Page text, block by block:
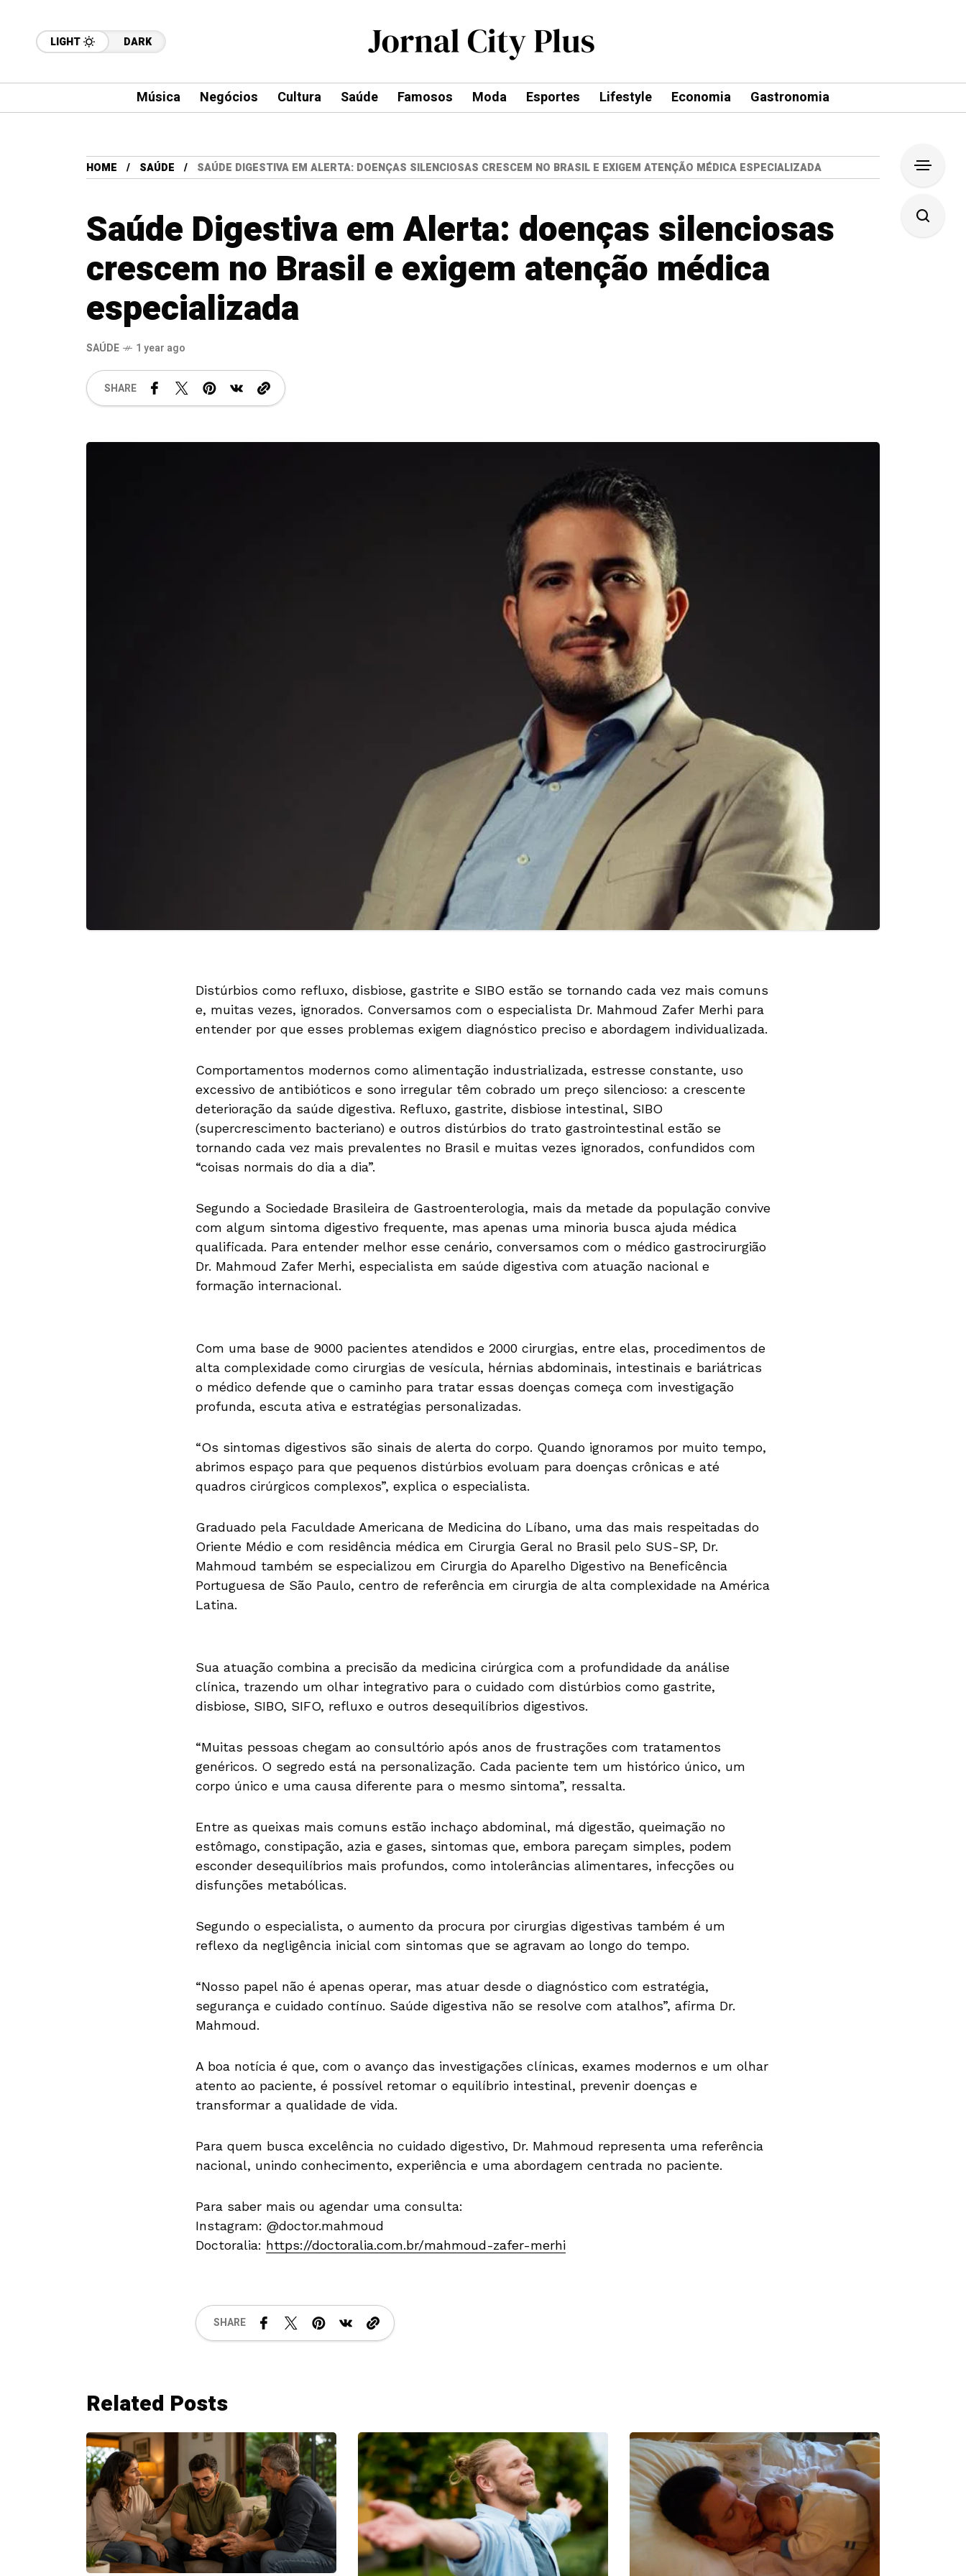
LIGHT DARK
Música Negócios Cultura Saúde Famosos Moda Esportes Lifestyle Economia Gastronomia
HOME SAÚDE SAÚDE DIGESTIVA EM ALERTA: DOENÇAS SILENCIOSAS CRESCEM NO BRASIL E EXIGEM ATENÇÃO MÉDICA ESPECIALIZADA
Saúde Digestiva em Alerta: doenças silenciosas
crescem no Brasil e exigem atenção médica
especializada
SAÚDE 1 year ago
SHARE
Distúrbios como refluxo, disbiose, gastrite e SIBO estão se tornando cada vez mais comuns
e, muitas vezes, ignorados. Conversamos com o especialista Dr. Mahmoud Zafer Merhi para
entender por que esses problemas exigem diagnóstico preciso e abordagem individualizada.
Comportamentos modernos como alimentação industrializada, estresse constante, uso
excessivo de antibióticos e sono irregular têm cobrado um preço silencioso: a crescente
deterioração da saúde digestiva. Refluxo, gastrite, disbiose intestinal, SIBO
(supercrescimento bacteriano) e outros distúrbios do trato gastrointestinal estão se
tornando cada vez mais prevalentes no Brasil e muitas vezes ignorados, confundidos com
“coisas normais do dia a dia”.
Segundo a Sociedade Brasileira de Gastroenterologia, mais da metade da população convive
com algum sintoma digestivo frequente, mas apenas uma minoria busca ajuda médica
qualificada. Para entender melhor esse cenário, conversamos com o médico gastrocirurgião
Dr. Mahmoud Zafer Merhi, especialista em saúde digestiva com atuação nacional e
formação internacional.
Com uma base de 9000 pacientes atendidos e 2000 cirurgias, entre elas, procedimentos de
alta complexidade como cirurgias de vesícula, hérnias abdominais, intestinais e bariátricas
o médico defende que o caminho para tratar essas doenças começa com investigação
profunda, escuta ativa e estratégias personalizadas.
“Os sintomas digestivos são sinais de alerta do corpo. Quando ignoramos por muito tempo,
abrimos espaço para que pequenos distúrbios evoluam para doenças crônicas e até
quadros cirúrgicos complexos”, explica o especialista.
Graduado pela Faculdade Americana de Medicina do Líbano, uma das mais respeitadas do
Oriente Médio e com residência médica em Cirurgia Geral no Brasil pelo SUS-SP, Dr.
Mahmoud também se especializou em Cirurgia do Aparelho Digestivo na Beneficência
Portuguesa de São Paulo, centro de referência em cirurgia de alta complexidade na América
Latina.
Sua atuação combina a precisão da medicina cirúrgica com a profundidade da análise
clínica, trazendo um olhar integrativo para o cuidado com distúrbios como gastrite,
disbiose, SIBO, SIFO, refluxo e outros desequilíbrios digestivos.
“Muitas pessoas chegam ao consultório após anos de frustrações com tratamentos
genéricos. O segredo está na personalização. Cada paciente tem um histórico único, um
corpo único e uma causa diferente para o mesmo sintoma”, ressalta.
Entre as queixas mais comuns estão inchaço abdominal, má digestão, queimação no
estômago, constipação, azia e gases, sintomas que, embora pareçam simples, podem
esconder desequilíbrios mais profundos, como intolerâncias alimentares, infecções ou
disfunções metabólicas.
Segundo o especialista, o aumento da procura por cirurgias digestivas também é um
reflexo da negligência inicial com sintomas que se agravam ao longo do tempo.
“Nosso papel não é apenas operar, mas atuar desde o diagnóstico com estratégia,
segurança e cuidado contínuo. Saúde digestiva não se resolve com atalhos”, afirma Dr.
Mahmoud.
A boa notícia é que, com o avanço das investigações clínicas, exames modernos e um olhar
atento ao paciente, é possível retomar o equilíbrio intestinal, prevenir doenças e
transformar a qualidade de vida.
Para quem busca excelência no cuidado digestivo, Dr. Mahmoud representa uma referência
nacional, unindo conhecimento, experiência e uma abordagem centrada no paciente.
Para saber mais ou agendar uma consulta:
Instagram: @doctor.mahmoud
Doctoralia: https://doctoralia.com.br/mahmoud-zafer-merhi
SHARE
Related Posts